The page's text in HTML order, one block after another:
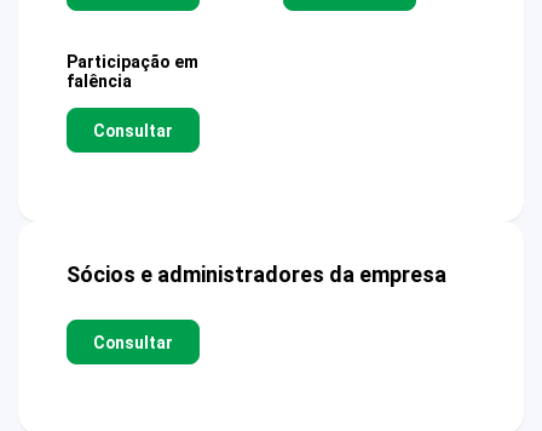
Participação em
falência
Consultar
Sócios e administradores da empresa
Consultar